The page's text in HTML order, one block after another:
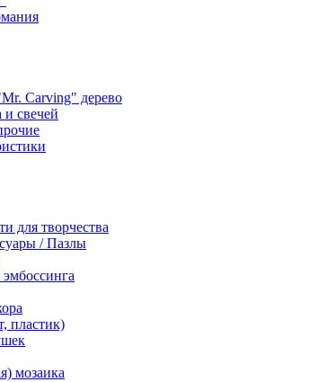
Carving" дерево
свечей
для творчества
/ Пазлы
пластик)
мозаика